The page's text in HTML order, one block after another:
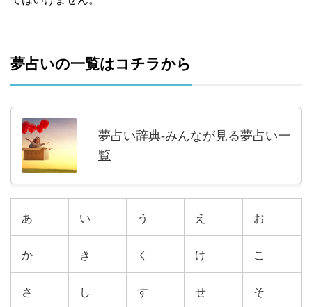
夢占いの一覧はコチラから
夢占い辞典-みんなが見る夢占い一
覧
あ い う え お
か き く け こ
さ し す せ そ